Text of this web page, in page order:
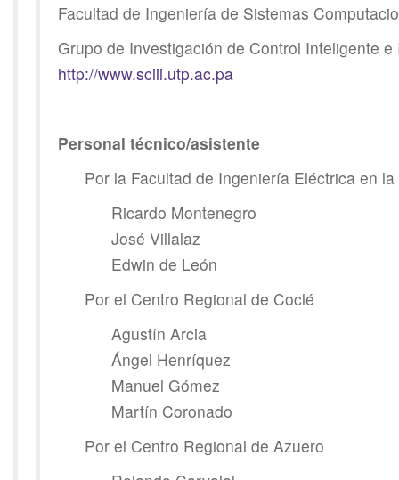
Facultad de Ingeniería de Sistemas
Grupo de Investigación de Control Inteligente
http://www.sciii.utp.ac.pa
Personal técnico/asistente
Por la Facultad de Ingeniería Eléctrica en
Ricardo Montenegro
José Villalaz
Edwin de León
Por el Centro Regional de Coclé
Agustín Arcia
Ángel Henríquez
Manuel Gómez
Martín Coronado
Por el Centro Regional de Azuero